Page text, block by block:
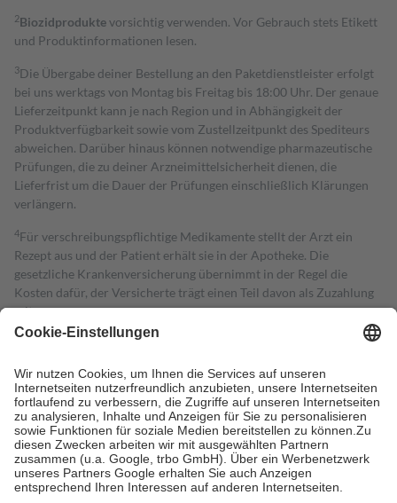
2Biozidproduktevorsichtig verwenden. Vor Gebrauch stets Etikett
und Produktinformationen lesen.
3Die Übergabe deiner Bestellung an den Paketdienstleister erfolgt
bei uns werktags von Montag bis Freitag bis 18:00 Uhr. Der genaue
Lieferzeitpunkt kann je nach Region und in Abhängigkeit der
Produktverfügbarkeit sowie vom Zustellzeitpunkt des Spediteurs
abweichen. Darüber hinaus können notwendige pharmazeutische
Prüfungen, die zu deiner Arzneimittelsicherheit dienen, die
Lieferfrist um die Dauer der Prüfungen einschließlich Klärungen
verlängern.
4Für verschreibungspflichtige Medikamente stellt der Arzt ein
Rezept aus und der Patient erhält sie in der Apotheke. Die
gesetzliche Krankenversicherung übernimmt in der Regel die
Kosten dafür, der Versicherte trägt einen Teil davon als Zuzahlung
mit.
Grundsätzlich leisten Mitglieder Zuzahlungen in Höhe von zehn
höchstens zehn Euro.
Es sind jedoch nie mehr als die tatsächlichen
Kosten der Leistung zu entrichten.
Diese Regeln gelten grundsätzlich auch für Online-Apotheken.
Bei Heilmitteln und häuslicher Krankenpflege beträgt die
Zuzahlung zehn Prozent der Kosten sowie zehn Euro je
Verordnung.
Um das Engagement der Versicherten für ihre eigene Gesundheit zu
stärken und die besondere Stellung der Familie zu unterstützen,